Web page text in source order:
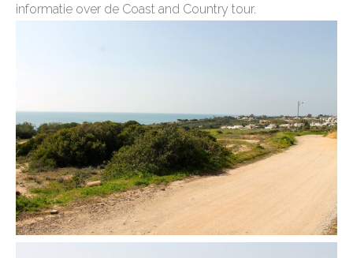
informatie over de Coast and Country tour.